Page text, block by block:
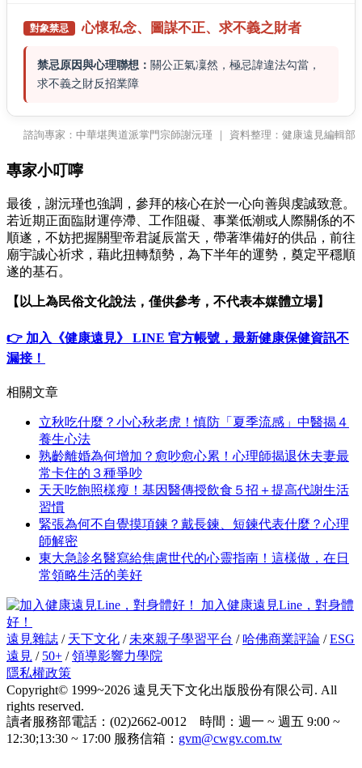
對象禁忌 心懷私念、 圖謀不正、 求不義之財者
禁忌原因與心理聯想： 關公正氣凜然，極忌諱違法勾當，
求不義之財反招業障
諮詢專家：中華堪輿道派掌門宗師謝沅瑾 ｜ 資料整理：健康遠見編輯部
專家小叮嚀
最後，謝沅瑾也強調，參拜的核心在於一心向善與虔誠致意。
若近期正面臨財運停滯、工作阻礙、事業低潮或人際關係的不
順遂，不妨把握關聖帝君誕辰當天，帶著準備好的供品，前往
廟宇誠心祈求，藉此扭轉頹勢，為下半年的運勢，奠定平穩順
遂的基石。
【以上為民俗文化說法，僅供參考，不代表本媒體立場】
👉 加入《健康遠見》 LINE 官方帳號，最新健康保健資訊不
漏接！
相關文章
立秋吃什麼？小心秋老虎！慎防「夏季流感」中醫揭４
養生心法
熟齡離婚為何增加？愈吵愈心累！心理師揭退休夫妻最
常卡住的３種爭吵
天天吃飽照樣瘦！基因醫傳授飲食５招＋提高代謝生活
習慣
緊張為何不自覺摸項鍊？戴長鍊、短鍊代表什麼？心理
師解密
東大急診名醫寫給焦慮世代的心靈指南！這樣做，在日
常領略生活的美好
加入健康遠見Line，對身體
好！
遠見雜誌 / 天下文化 / 未來親子學習平台 / 哈佛商業評論 /ESG
遠見 / 50+ /領導影響力學院
隱私權政策
Copyright© 1999~2026 遠見天下文化出版股份有限公司. All
rights reserved.
讀者服務部電話：(02)2662-0012 時間：週一 ~ 週五 9:00 ~
12:30;13:30 ~ 17:00 服務信箱： gvm@cwgv.com.tw